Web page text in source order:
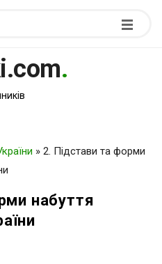
.
» 2. Підстави та форми
набуття